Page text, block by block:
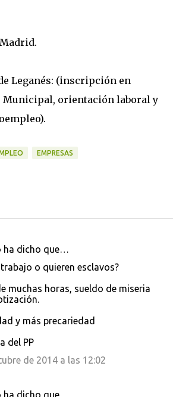
Leganés: (inscripción en
Municipal, orientación laboral y
EMPRESAS
ha dicho que…
o quieren esclavos?
muchas horas, sueldo de miseria
y más precariedad
del PP
de 2014 a las 12:02
ha dicho que…